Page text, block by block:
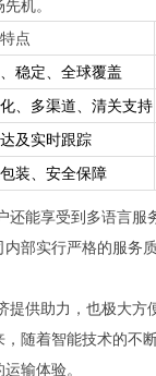
机。
点
稳定、全球覆盖
、多渠道、清关支持
及实时跟踪
装、安全保障
能享受到多语言
部实行严格的服务
提供助力，也极大
随着智能技术的不
输体验。